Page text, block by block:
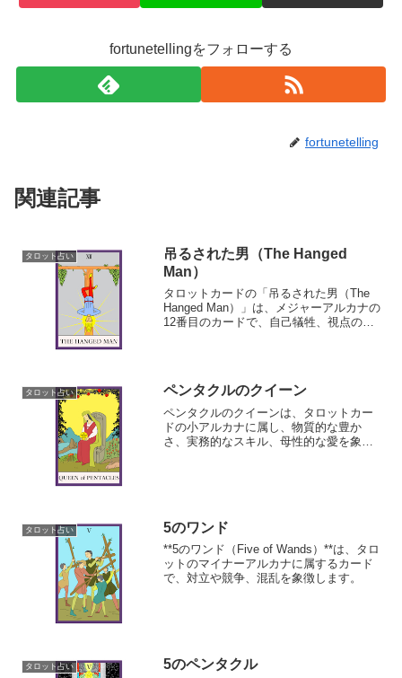
fortunetellingをフォローする
fortunetelling
関連記事
タロット占い
吊るされた男（The Hanged
Man）
タロットカードの「吊るされた男（The
Hanged Man）」は、メジャーアルカナの
12番目のカードで、自己犠牲、視点の変
タロット占い ペンタクルのクイーン
ペンタクルのクイーンは、タロットカー
ドの小アルカナに属し、物質的な豊か
さ、実務的なスキル、母性的な愛を象徴
タロット占い 5のワンド
**5のワンド（Five of Wands）**は、タロ
ットのマイナーアルカナに属するカード
で、対立や競争、混乱を象徴します。
タロット占い 5のペンタクル